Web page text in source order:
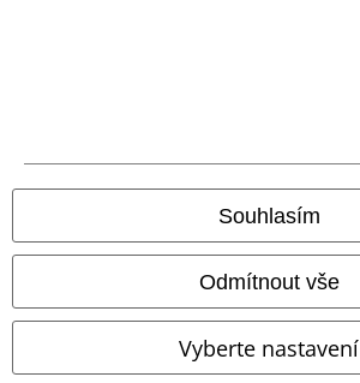
Souhlasím
Odmítnout vše
Vyberte nastavení
Právní informace
Podmínky
Prohlášení
Ochrana osobních údajů
Likvidace odpadu a ochrana životního prostředí